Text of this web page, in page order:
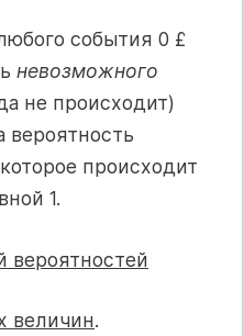
события 0 £
невозможного
не происходит)
вероятность
происходит
1.
вероятностей
величин.